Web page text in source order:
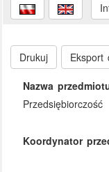
Drukuj Eksport
Nazwa
Przedsiębiorczość
Koordynator